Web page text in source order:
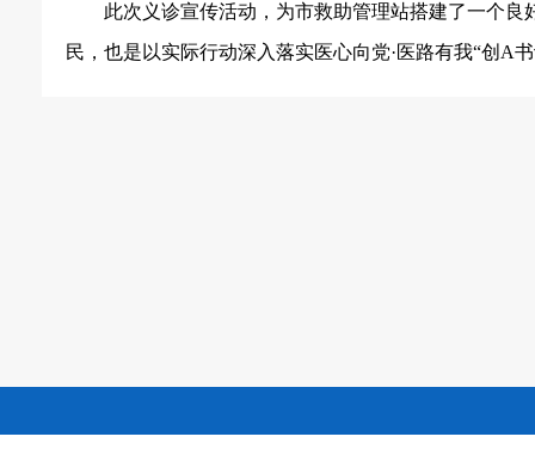
此次义诊宣传活动，为市救助管理站搭建了一个
民，也是以实际行动深入落实医心向党·医路有我“创A